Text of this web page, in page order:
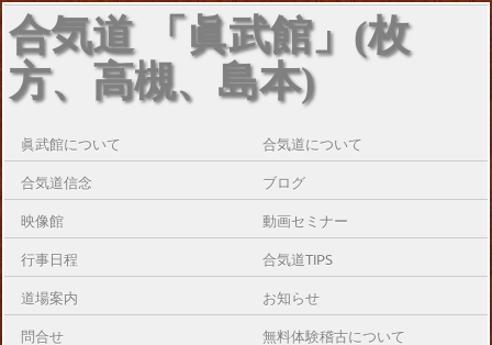
合気道 「眞武館」(枚
方、高槻、島本)
眞武館について 合気道について
合気道信念 ブログ
映像館 動画セミナー
行事日程 合気道TIPS
道場案内 お知らせ
問合せ 無料体験稽古について